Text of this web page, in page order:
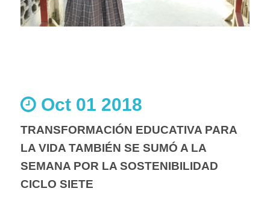
Oct 01 2018
TRANSFORMACIÓN EDUCATIVA PARA
LA VIDA TAMBIÉN SE SUMÓ A LA
SEMANA POR LA SOSTENIBILIDAD
CICLO SIETE